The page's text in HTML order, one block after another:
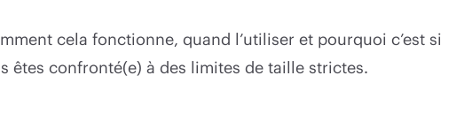
cela fonctionne, quand l’utiliser et pourquoi c’est si
êtes confronté(e) à des limites de taille strictes.